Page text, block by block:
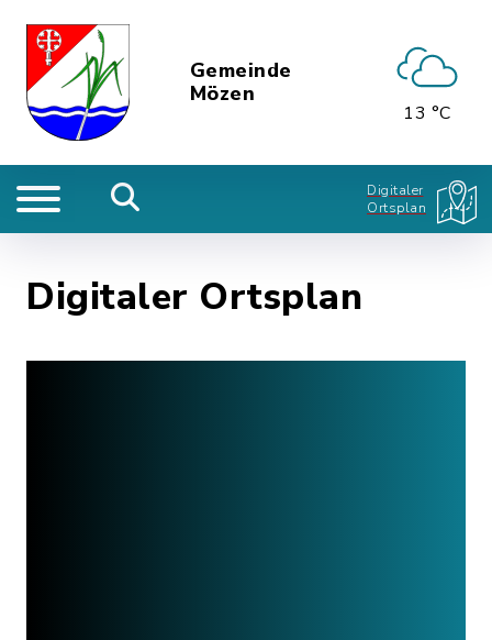
Gemeinde
Mözen
13 °C
Digitaler
Ortsplan
Digitaler Ortsplan